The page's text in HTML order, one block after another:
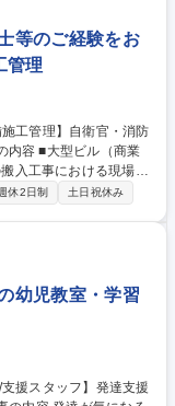
こないます。■支援
高めるための会議を行
迎/残業12h
等のご経験をお
管理
入工事における現場施
計画、受注金額の打合
の採算(収支)管理をお
う大型案件を担うこと
ります。 募集職
をお持ちの型へ！/未
休2日制 土日祝休み
幼児教室・学習